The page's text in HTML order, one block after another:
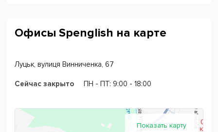
Офисы Spenglish на карте
Луцьк, вулиця Винниченка, 67
Сейчас закрыто ПН - ПТ: 9:00 - 18:00
Показать карту